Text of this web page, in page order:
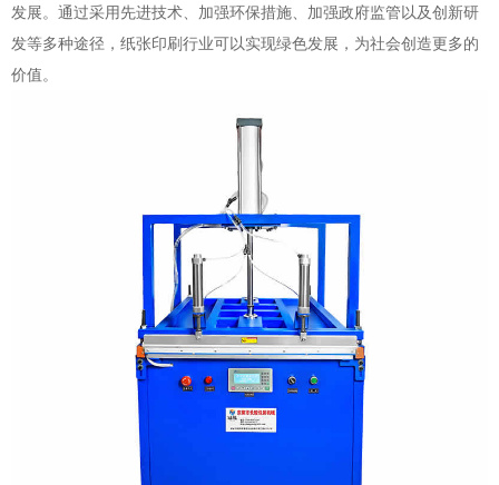
发展。通过采用先进技术、加强环保措施、加强政府监管以及创新研
发等多种途径，纸张印刷行业可以实现绿色发展，为社会创造更多的
价值。